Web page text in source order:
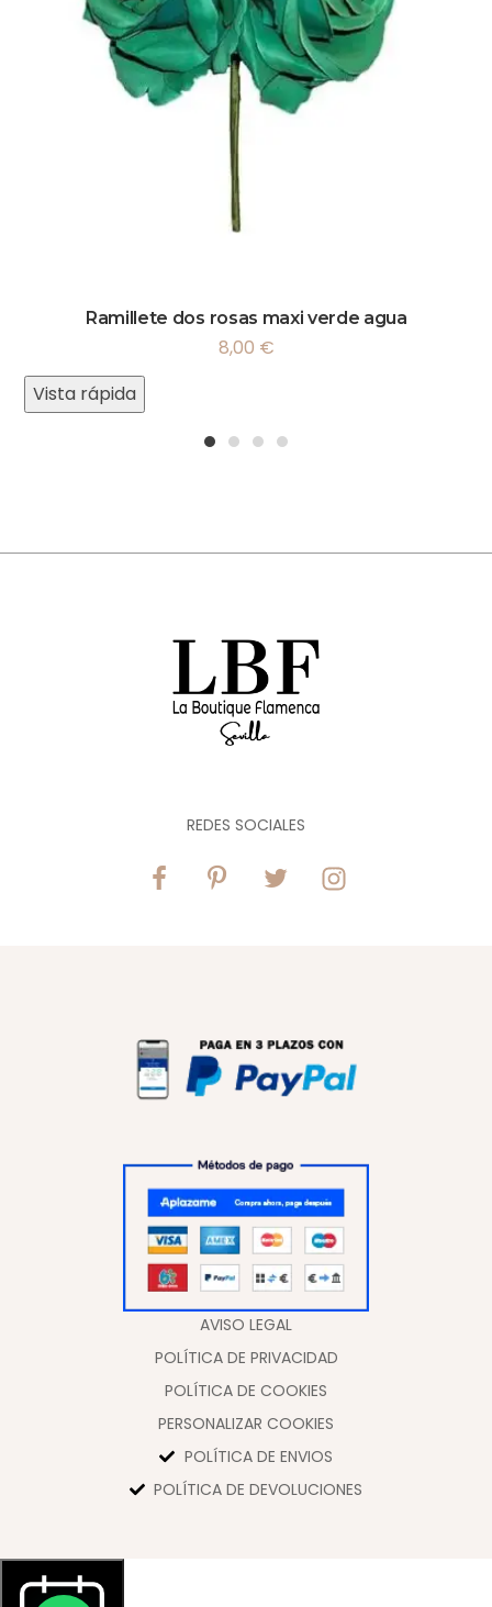
Ramillete dos rosas maxi verde agua
8,00 €
Vista rápida
REDES SOCIALES
AVISO LEGAL
POLÍTICA DE PRIVACIDAD
POLÍTICA DE COOKIES
PERSONALIZAR COOKIES
POLÍTICA DE ENVIOS
POLÍTICA DE DEVOLUCIONES